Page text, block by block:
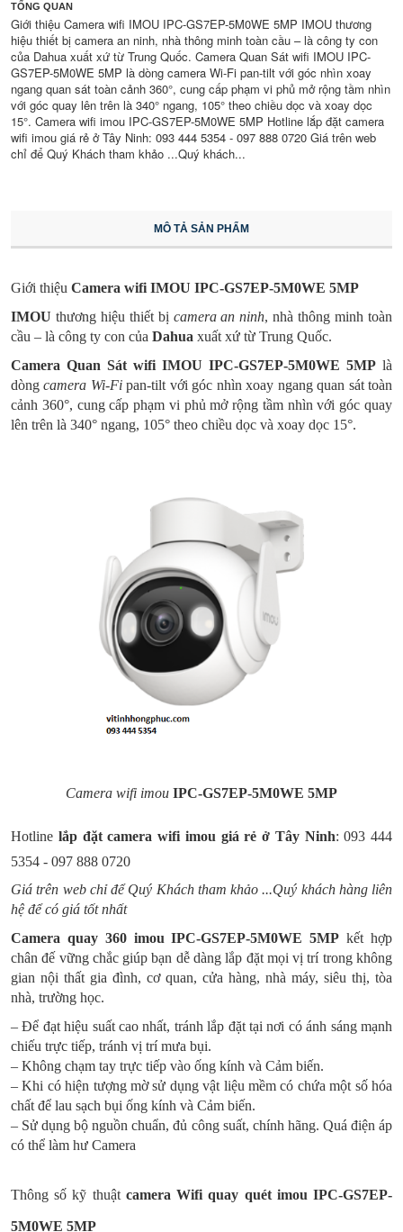
TỔNG QUAN
Giới thiệu Camera wifi IMOU IPC-GS7EP-5M0WE 5MP IMOU thương
hiệu thiết bị camera an ninh, nhà thông minh toàn cầu – là công ty con
của Dahua xuất xứ từ Trung Quốc. Camera Quan Sát wifi IMOU IPC-
GS7EP-5M0WE 5MP là dòng camera Wi-Fi pan-tilt với góc nhìn xoay
ngang quan sát toàn cảnh 360°, cung cấp phạm vi phủ mở rộng tầm nhìn
với góc quay lên trên là 340° ngang, 105° theo chiều dọc và xoay dọc
15°. Camera wifi imou IPC-GS7EP-5M0WE 5MP Hotline lắp đặt camera
wifi imou giá rẻ ở Tây Ninh: 093 444 5354 - 097 888 0720 Giá trên web
chỉ để Quý Khách tham khảo ...Quý khách...
MÔ TẢ SẢN PHẨM
Giới thiệu Camera wifi IMOU IPC-GS7EP-5M0WE 5MP
IMOU thương hiệu thiết bị camera an ninh, nhà thông minh toàn
cầu – là công ty con của Dahua xuất xứ từ Trung Quốc.
Camera Quan Sát wifi IMOU IPC-GS7EP-5M0WE 5MP là
dòngcamera Wi-Fipan-tilt với góc nhìn xoay ngang quan sát toàn
cảnh 360°, cung cấp phạm vi phủ mở rộng tầm nhìn với góc quay
lên trên là 340° ngang, 105° theo chiều dọc và xoay dọc 15°.
Camera wifi imou IPC-GS7EP-5M0WE 5MP
Hotline lắp đặt camera wifi imou giá rẻ ở Tây Ninh: 093 444
5354 - 097 888 0720
Giá trên web chỉ để Quý Khách tham khảo ...Quý khách hàng liên
hệ để có giá tốt nhất
Camera quay 360 imouIPC-GS7EP-5M0WE 5MP kết hợp
chân đế vững chắc giúp bạn dễ dàng lắp đặt mọi vị trí trong không
gian nội thất gia đình, cơ quan, cửa hàng, nhà máy, siêu thị, tòa
nhà, trường học.
– Để đạt hiệu suất cao nhất, tránh lắp đặt tại nơi có ánh sáng mạnh
chiếu trực tiếp, tránh vị trí mưa bụi.
– Không chạm tay trực tiếp vào ống kính và Cảm biến.
– Khi có hiện tượng mờ sử dụng vật liệu mềm có chứa một số hóa
chất để lau sạch bụi ống kính và Cảm biến.
– Sử dụng bộ nguồn chuẩn, đủ công suất, chính hãng. Quá điện áp
có thể làm hư Camera
Thông số kỹ thuậtcamera Wifi quay quét imou IPC-GS7EP-
5M0WE 5MP